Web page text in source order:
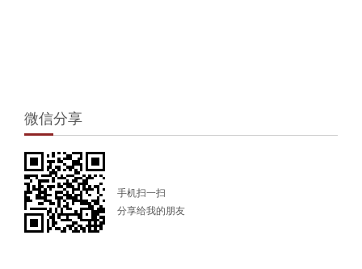
微信分享
手机扫一扫
分享给我的朋友